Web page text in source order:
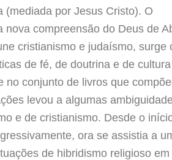
(mediada por Jesus Cristo). O
compreensão do Deus de
cristianismo e judaísmo, surge
de fé, de doutrina e de cultura
no conjunto de livros que
levou a algumas
e de cristianismo. Desde o
ora se assistia a
de hibridismo religioso em